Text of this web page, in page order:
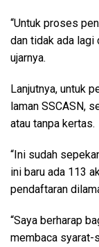
“Untuk proses
dan tidak ada lagi
ujarnya.
Lanjutnya, untuk
laman SSCASN,
atau tanpa kertas.
“Ini sudah
ini baru ada 113
pendaftaran
“Saya berharap
membaca syarat-